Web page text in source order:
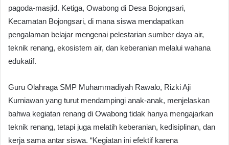
pagoda-masjid. Ketiga, Owabong di Desa Bojongsari,
Kecamatan Bojongsari, di mana siswa mendapatkan
pengalaman belajar mengenai pelestarian sumber daya air,
teknik renang, ekosistem air, dan keberanian melalui wahana
edukatif.
Guru Olahraga SMP Muhammadiyah Rawalo, Rizki Aji
Kurniawan yang turut mendampingi anak-anak, menjelaskan
bahwa kegiatan renang di Owabong tidak hanya mengajarkan
teknik renang, tetapi juga melatih keberanian, kedisiplinan, dan
kerja sama antar siswa. “Kegiatan ini efektif karena